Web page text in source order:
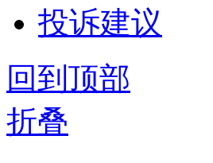
投诉建议
回到顶部
折叠